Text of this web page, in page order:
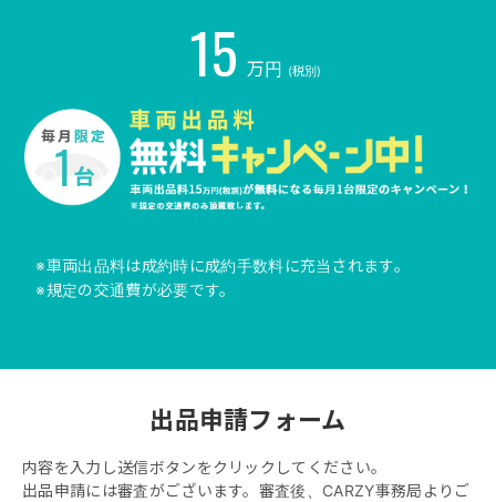
15 万円 (税別)
※車両出品料は成約時に成約手数料に充当されます。
※規定の交通費が必要です。
出品申請フォーム
内容を入力し送信ボタンをクリックしてください。
出品申請には審査がございます。審査後、CARZY事務局よりご